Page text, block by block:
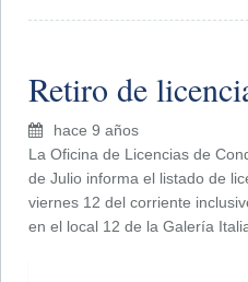
Retiro de
hace 9 años
La Oficina de Licencias de
de Julio informa el listado de
viernes 12 del corriente
en el local 12 de la Galería